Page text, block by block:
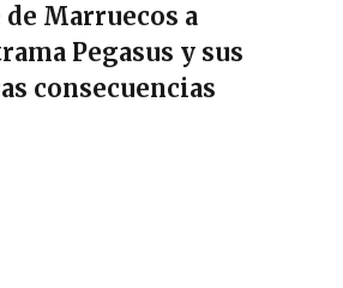
Marruecos a
Pegasus y sus
consecuencias